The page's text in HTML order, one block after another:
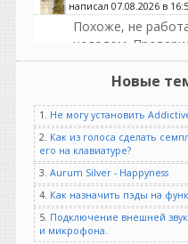
написал 07.08.2026 в
Похоже, не
недолом.
машинах и
способами, по
Heavy
написал 07.08.2026 в
Кто угодно
бывает на свете
коллега, всегда
потом
Но в моих случаях
Новые
1. Не могу установить
2. Как из голоса сделать
его на клавиатуре?
3. Aurum Silver - Happyness
4. Как назначить пэды на
5. Подключение внешней
и микрофона.